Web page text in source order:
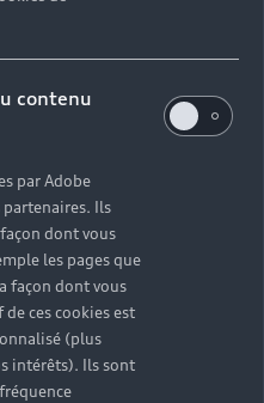
contenu
par Adobe
Ils
dont vous
les pages que
façon dont vous
ces cookies est
(plus
intérêts). Ils sont